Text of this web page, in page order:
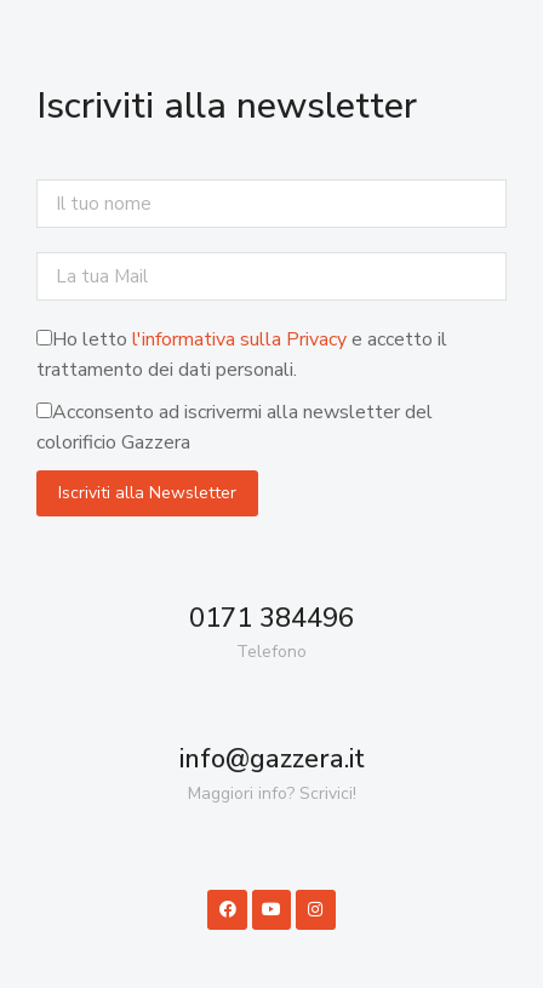
Iscriviti alla newsletter
Ho letto l'informativa sulla Privacye accetto il
trattamento dei dati personali.
Acconsento ad iscrivermi alla newsletter del
colorificio Gazzera
0171 384496
Telefono
info@gazzera.it
Maggiori info? Scrivici!